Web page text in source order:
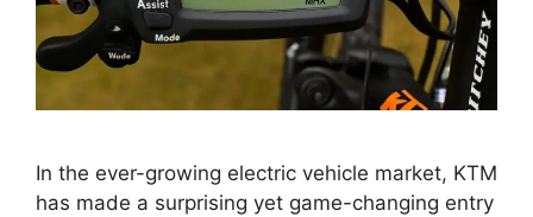
In the ever-growing electric vehicle market, KTM
has made a surprising yet game-changing entry